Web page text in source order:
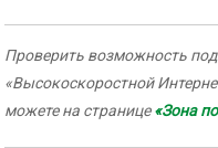
Проверить возможность
«Высокоскоростной
можете на странице«Зона